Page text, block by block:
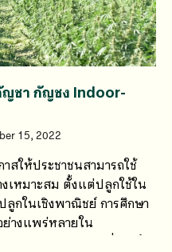
ชา กัญชง Indoor-
15, 2022
สให้ประชาชนสามารถใช้
เหมาะสม ตั้งแต่ปลูกใช้ใน
ลูกในเชิงพาณิชย์ การศึกษา
างแพร่หลายใน
ยมียุทธศาสตร์ชาติที่มุ่งเน้น